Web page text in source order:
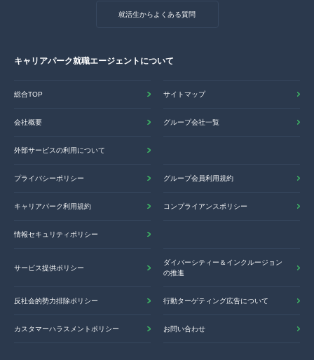
就活生からよくある質問
キャリアパーク就職エージェントについて
総合TOP サイトマップ
会社概要 グループ会社一覧
外部サービスの利用について
プライバシーポリシー グループ会員利用規約
キャリアパーク利用規約 コンプライアンスポリシー
情報セキュリティポリシー
サービス提供ポリシー
ダイバーシティー＆インクルージョン
の推進
反社会的勢力排除ポリシー 行動ターゲティング広告について
カスタマーハラスメントポリシー お問い合わせ